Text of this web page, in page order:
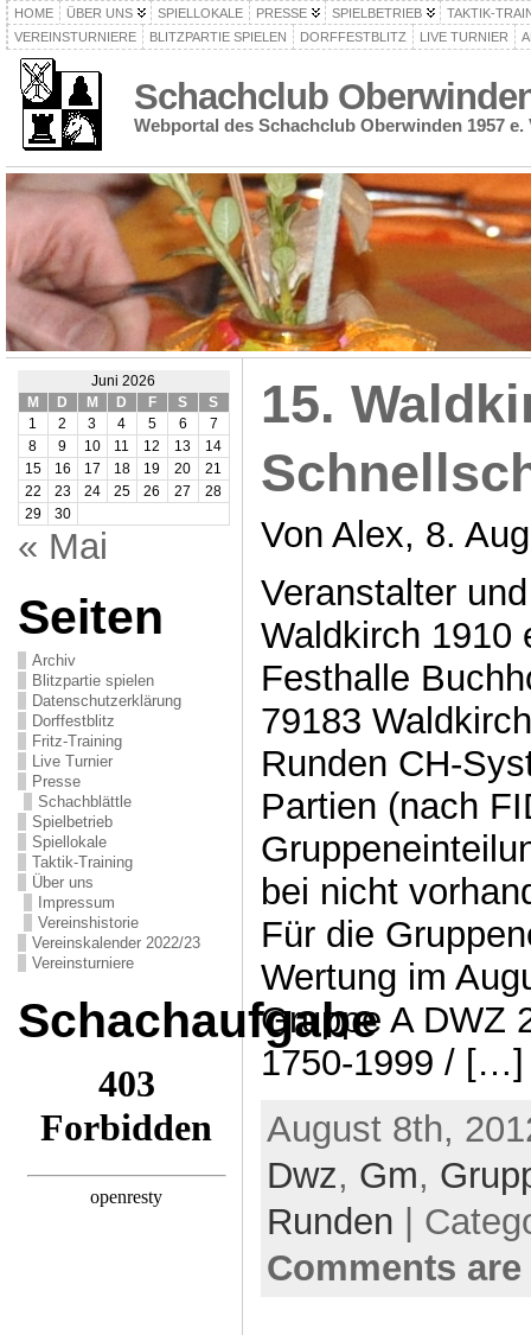
HOME ÜBER UNS SPIELLOKALE PRESSE SPIELBETRIEB
TAKTIK-
VEREINSTURNIERE
BLITZPARTIE SPIELEN DORFFESTBLITZ LIVE TURNIER
Schachclub
Webportal des Schachclub Oberwinden 1957 e.
Juni 2026
M
D M D F S
S
1
2 3 4 5 6
7
8
9 10 11 12 13
14
15
16 17 18 19 20
21
22
23 24 25 26 27
28
29
30
« Mai
Seiten
Archiv
Blitzpartie spielen
Datenschutzerklärung
Dorffestblitz
Fritz-Training
Live Turnier
Presse
Schachblättle
Spielbetrieb
Spiellokale
Taktik-Training
Über uns
Impressum
Vereinshistorie
Vereinskalender 2022/23
Vereinsturniere
Schachaufgabe
15.
Von Alex, 8.
Veranstalter
Waldkirch 1910
Festhalle
79183
Runden CH-
Partien (nach
bei nicht
Für die
Wertung im
Gruppe A DWZ
1750-1999 / […]
August 8th,
Dwz, Gm,
Runden |
Comments